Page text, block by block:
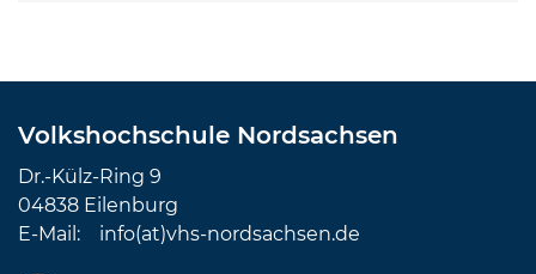
Volkshochschule Nordsachsen
Dr.-Külz-Ring 9
04838 Eilenburg
E-Mail: info(at)vhs-nordsachsen.de